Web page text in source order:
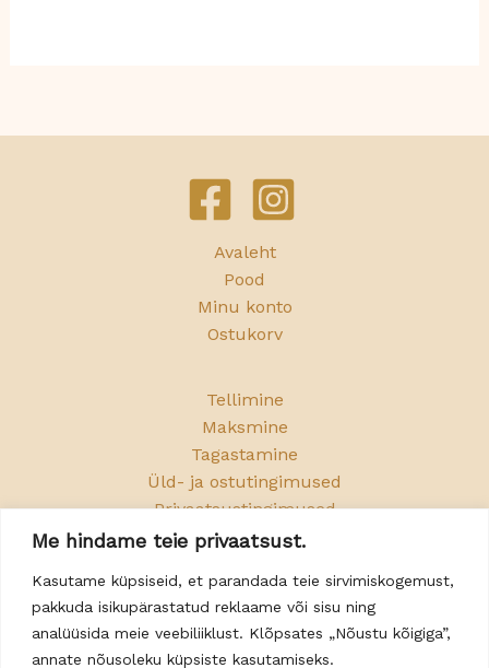
Me hindame teie privaatsust.
Kasutame küpsiseid, et parandada teie sirvimiskogemust,
pakkuda isikupärastatud reklaame või sisu ning
analüüsida meie veebiliiklust. Klõpsates „Nõustu kõigiga”,
annate nõusoleku küpsiste kasutamiseks.
Avaleht
Pood
Minu konto
Ostukorv
Tellimine
Maksmine
Tagastamine
Üld- ja ostutingimused
Privaatsustingimused
📞+372 5077918
✉️info@merkuro.ee
📍 Kriidisoo põik 6, Taaravainu, Rakvere v.